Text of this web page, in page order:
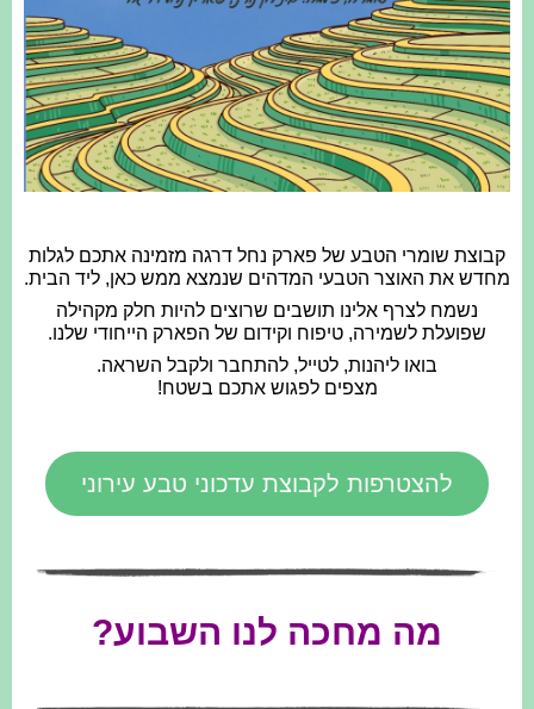
קבוצת שומרי הטבע של פארק נחל דרגה מזמינה אתכם לגלות
מחדש את האוצר הטבעי המדהים שנמצא ממש כאן, ליד הבית.
נשמח לצרף אלינו תושבים שרוצים להיות חלק מקהילה
שפועלת לשמירה, טיפוח וקידום של הפארק הייחודי שלנו.
בואו ליהנות, לטייל, להתחבר ולקבל השראה.
מצפים לפגוש אתכם בשטח!
להצטרפות לקבוצת עדכוני טבע עירוני
מה מחכה לנו השבוע?